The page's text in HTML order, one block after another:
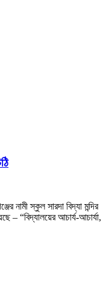
নামী স্কুল সারদা বিদ্যা মন্দির
– “বিদ্যালয়ের আচার্য-আচার্যা,